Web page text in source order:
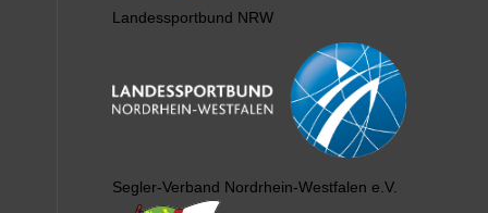
Landessportbund NRW
Segler-Verband Nordrhein-Westfalen e.V.